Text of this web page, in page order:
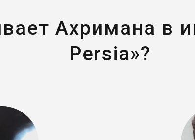
Ахримана в
Persia»?